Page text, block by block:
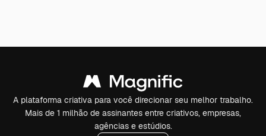
A plataforma criativa para você direcionar seu melhor trabalho.
Mais de 1 milhão de assinantes entre criativos, empresas,
agências e estúdios.